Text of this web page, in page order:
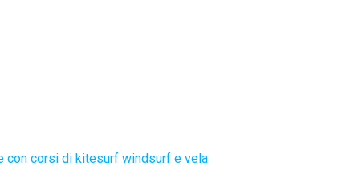
con corsi di kitesurf windsurf e vela